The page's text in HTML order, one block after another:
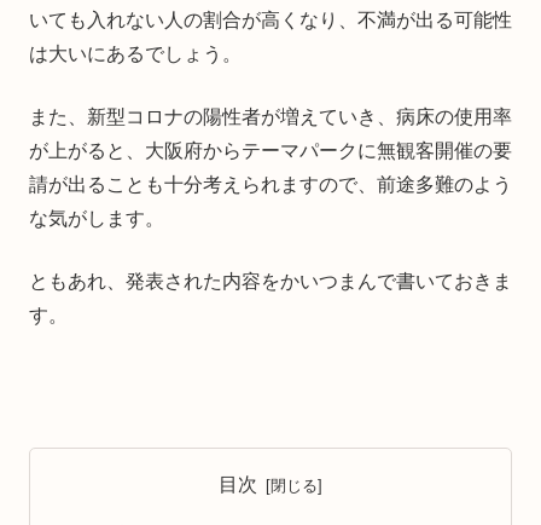
いても入れない人の割合が高くなり、不満が出る可能性
は大いにあるでしょう。
また、新型コロナの陽性者が増えていき、病床の使用率
が上がると、大阪府からテーマパークに無観客開催の要
請が出ることも十分考えられますので、前途多難のよう
な気がします。
ともあれ、発表された内容をかいつまんで書いておきま
す。
目次